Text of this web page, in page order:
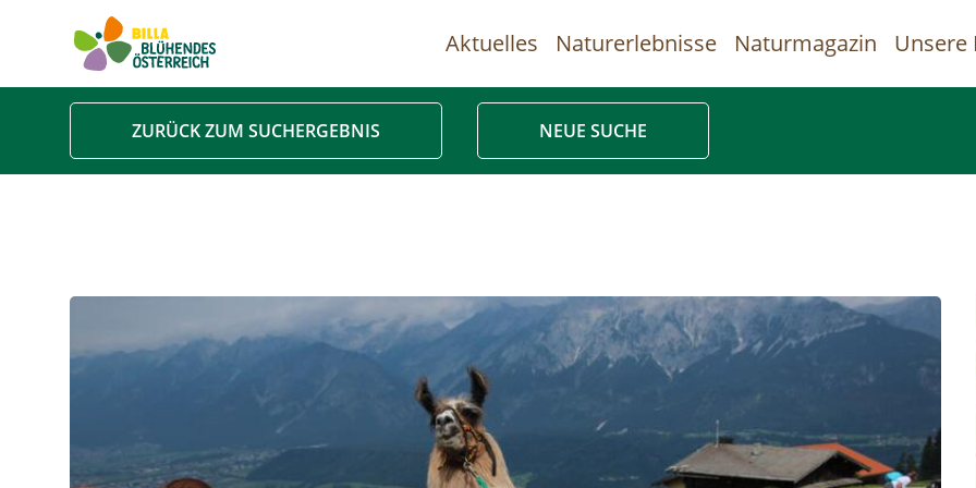
Direkt
Hauptnavigation
Aktuelles Naturerlebnisse Naturmagazin Unsere
ZURÜCK ZUM SUCHERGEBNIS NEUE SUCHE